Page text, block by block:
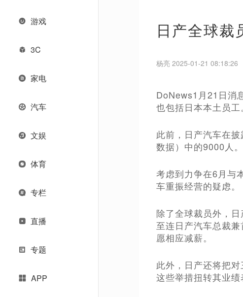
游戏
3C
家电
汽车
文娱
体育
专栏
直播
专题
APP
日产全球裁
杨亮 2025-01-21 08:18:26
DoNews1月21日消
也包括日本本土员
此前，日产汽车在
数据）中的9000人。
考虑到力争在6月与
车重振经营的疑虑。
除了全球裁员外，
至连日产汽车总裁
愿相应减薪。
此外，日产还将把
这些举措扭转其业绩